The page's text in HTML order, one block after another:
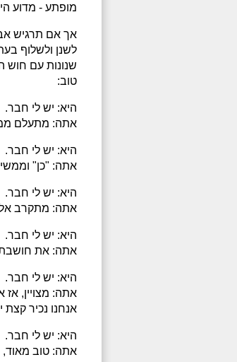
מופתע - מדוע
אך אם תרגיש
לשנן ולשלוף
שנונות עם חוש
טוב:
היא: יש לי חבר.
אתה: מתעלם
היא: יש לי חבר.
אתה: "כן"
היא: יש לי חבר.
אתה: מתקרב
היא: יש לי חבר.
אתה: את חושבת
היא: יש לי חבר.
אתה: מצויין, אז
אנחנו נכיר קצת
היא: יש לי חבר.
אתה: טוב מאוד,